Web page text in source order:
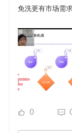
免洗更有市场需
0